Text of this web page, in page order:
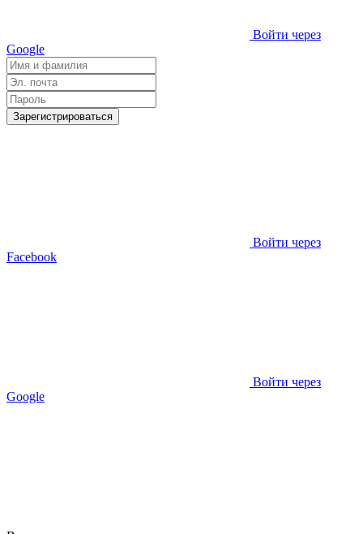
Войти через
Google
Зарегистрироваться
Войти через
Facebook
Войти через
Google